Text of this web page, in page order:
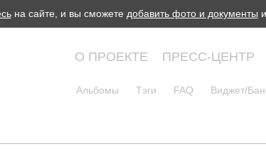
на сайте, и вы сможете добавить фото и документы
О ПРОЕКТЕ ПРЕСС-ЦЕНТР
Альбомы Тэги FAQ Виджет/